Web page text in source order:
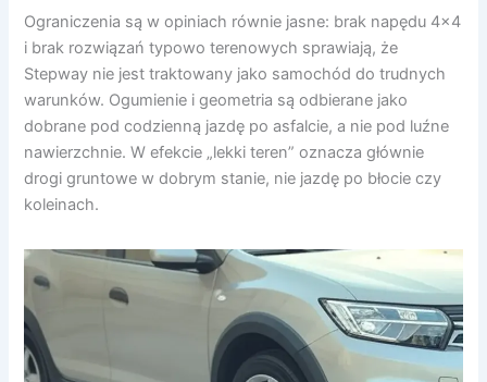
Ograniczenia są w opiniach równie jasne: brak napędu 4×4
i brak rozwiązań typowo terenowych sprawiają, że
Stepway nie jest traktowany jako samochód do trudnych
warunków. Ogumienie i geometria są odbierane jako
dobrane pod codzienną jazdę po asfalcie, a nie pod luźne
nawierzchnie. W efekcie „lekki teren” oznacza głównie
drogi gruntowe w dobrym stanie, nie jazdę po błocie czy
koleinach.